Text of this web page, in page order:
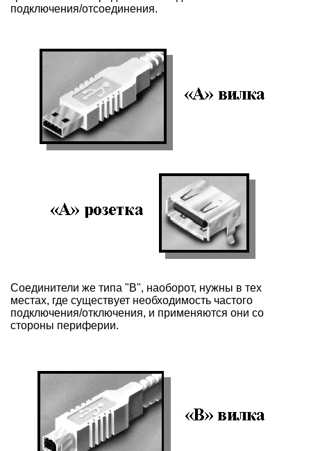
подключения/отсоединения.
Соединители же типа "B", наоборот, нужны в тех
местах, где существует необходимость частого
подключения/отключения, и применяются они со
стороны периферии.